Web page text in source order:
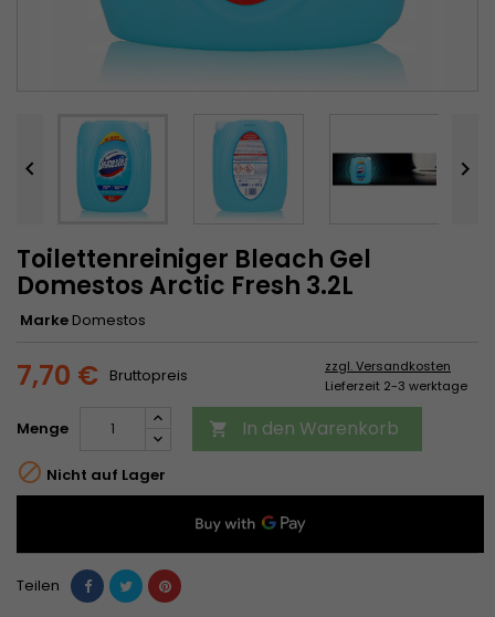
 
Toilettenreiniger Bleach Gel
Domestos Arctic Fresh 3.2L
Marke Domestos
7,70 € Bruttopreis
zzgl. Versandkosten
Lieferzeit 2-3 werktage
Menge  In den Warenkorb
 Nicht auf Lager
Teilen